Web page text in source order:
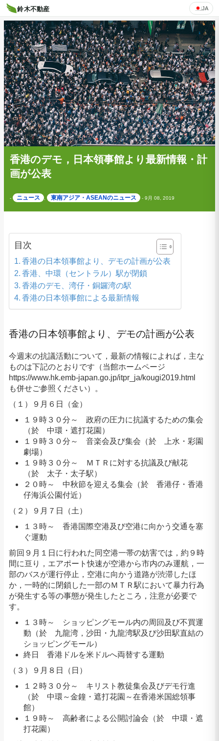
香港のデモ，日本領事館より最新情報・計
画が公表
- ニュース 東南アジア・ASEANのニュース - 9月 08, 2019
目次
香港の日本領事館より、デモの計画が公表
香港、中環（セントラル）駅が閉鎖
香港のデモ、湾仔・銅鑼湾の駅
香港の日本領事館による最新情報
香港の日本領事館より、デモの計画が公表
今週末の抗議活動について，最新の情報によれば，主な
ものは下記のとおりです（当館ホームページ
https://www.hk.emb-japan.go.jp/itpr_ja/kougi2019.html
も併せご参照ください）。
（１）９月６日（金）
１９時３０分～ 政府の圧力に抗議するための集会
（於 中環・遮打花園）
１９時３０分～ 音楽会及び集会（於 上水・彩園
劇場）
１９時３０分～ ＭＴＲに対する抗議及び献花
（於 太子・太子駅）
２０時～ 中秋節を迎える集会（於 香港仔・香港
仔海浜公園付近）
（２）９月７日（土）
１３時～ 香港国際空港及び空港に向かう交通を塞
ぐ運動
前回９月１日に行われた同空港一帯の妨害では，約９時
間に亘り，エアポート快速が空港から市内のみ運航，一
部のバスが運行停止，空港に向かう道路が渋滞したほ
か，一時的に閉鎖した一部のＭＴＲ駅において暴力行為
が発生する等の事態が発生したところ，注意が必要で
す。
１３時～ ショッピングモール内の周回及び不買運
動（於 九龍湾，沙田・九龍湾駅及び沙田駅直結の
ショッピングモール）
終日 香港ドルを米ドルへ両替する運動
（３）９月８日（日）
１２時３０分～ キリスト教徒集会及びデモ行進
（於 中環～金鐘・遮打花園～在香港米国総領事
館）
１９時～ 高齢者による公開討論会（於 中環・遮
打花園）
鈴木不動産 JA